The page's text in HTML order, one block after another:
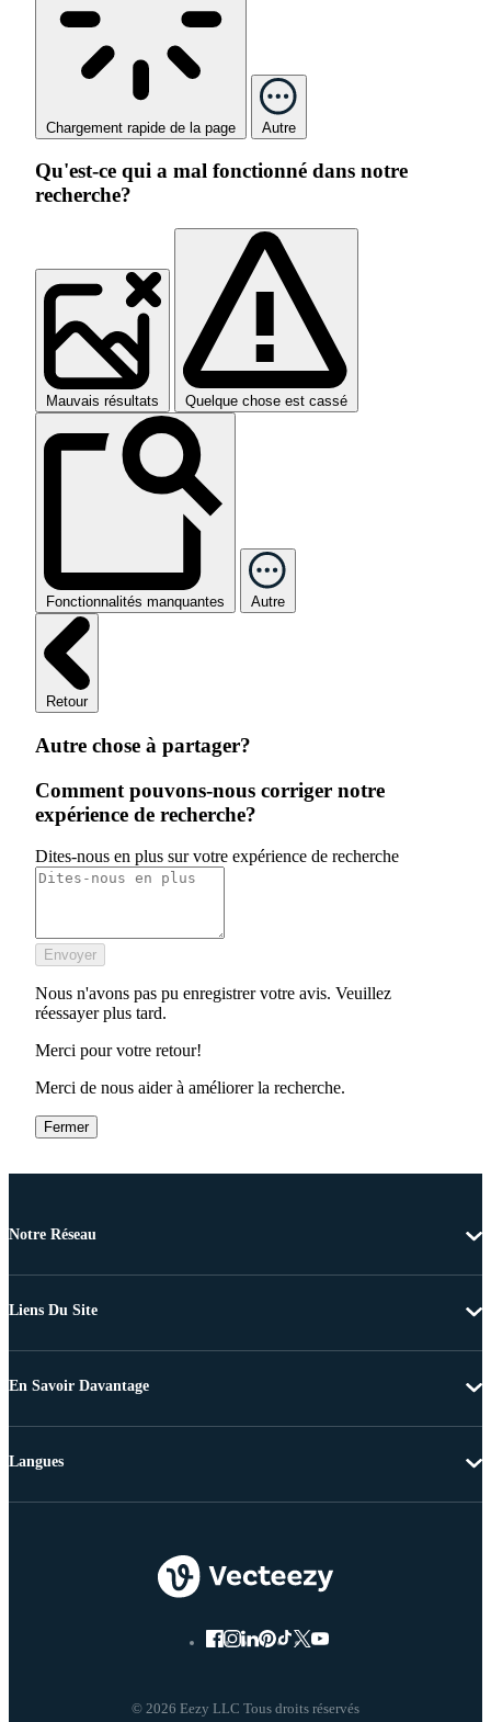
Chargement rapide de la page Autre
Qu'est-ce qui a mal fonctionné dans notre
recherche?
Mauvais résultats Quelque chose est cassé
Fonctionnalités manquantes Autre
Retour
Autre chose à partager?
Comment pouvons-nous corriger notre
expérience de recherche?
Dites-nous en plus sur votre expérience de recherche
Envoyer
Nous n'avons pas pu enregistrer votre avis. Veuillez
réessayer plus tard.
Merci pour votre retour!
Merci de nous aider à améliorer la recherche.
Fermer
Notre Réseau
Liens Du Site
En Savoir Davantage
© 2026 Eezy LLC Tous droits réservés
Langues